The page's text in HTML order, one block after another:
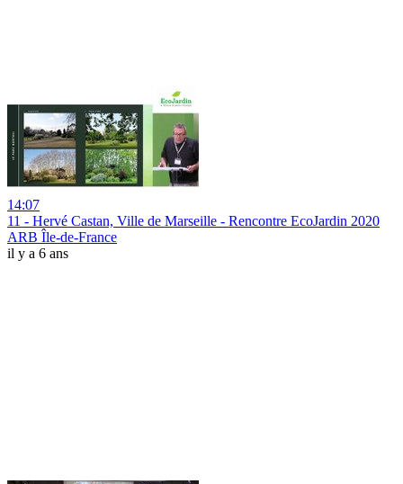
14:07
11 - Hervé Castan, Ville de Marseille - Rencontre EcoJardin 2020
ARB Île-de-France
il y a 6 ans